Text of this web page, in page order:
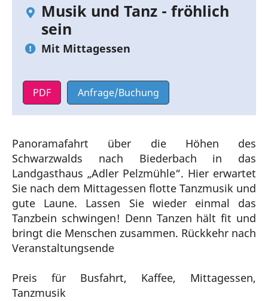
Musik und Tanz - fröhlich
sein
Mit Mittagessen
PDF Anfrage/Buchung
Panoramafahrt über die Höhen des
Schwarzwalds nach Biederbach in das
Landgasthaus „Adler Pelzmühle“. Hier erwartet
Sie nach dem Mittagessen flotte Tanzmusik und
gute Laune. Lassen Sie wieder einmal das
Tanzbein schwingen! Denn Tanzen hält fit und
bringt die Menschen zusammen. Rückkehr nach
Veranstaltungsende
Preis für Busfahrt, Kaffee, Mittagessen,
Tanzmusik